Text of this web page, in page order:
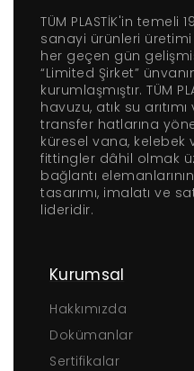
TÜM PLASTİK'in temeli
sanayi ürünleri
her geçen gün
“Limited Şirket”
kurumlaşmıştır. TÜM
havuzu, atık su
transfer hatlarına
küresel vana, kelebek
fittingler dâhil olmak
bağlantı
tasarımı, imalatı ve
lideridir.
Kurumsal
Hakkımızda
Dokümanlar
Sertifikalar